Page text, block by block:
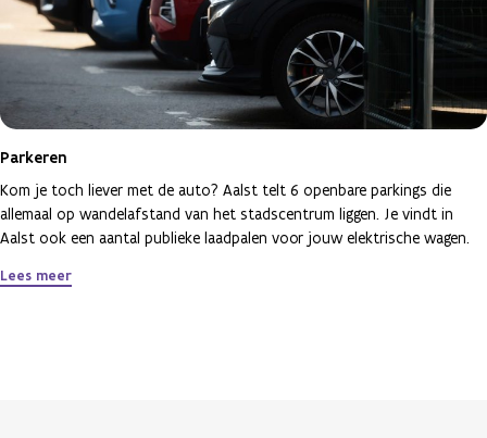
Parkeren
Kom je toch liever met de auto? Aalst telt 6 openbare parkings die
allemaal op wandelafstand van het stadscentrum liggen. Je vindt in
Aalst ook een aantal publieke laadpalen voor jouw elektrische wagen.
Lees meer